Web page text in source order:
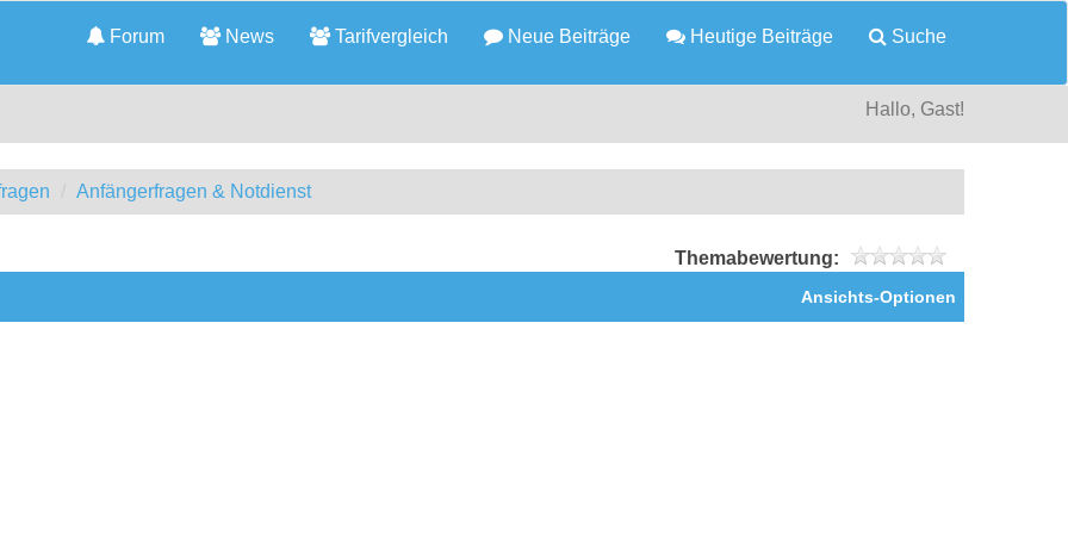
Forum News Tarifvergleich Neue Beiträge Heutige Beiträge Suche
Hallo, Gast!
Anfängerfragen & Notdienst
Themabewertung:
Ansichts-Optionen